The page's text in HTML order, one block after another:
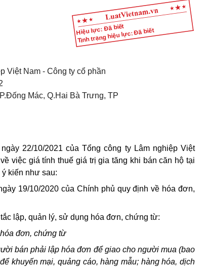
Hiệu lực: Đã biết
Tình trạng hiệu lực: Đã biết
Việt Nam -Công ty cổ phần
Mác, Q.Hai Bà Trưng, TP
22/10/2021 của Tổng công ty Lâm nghiệp Việt
việc giá tính thuế giá trị gia tăng khi bán căn hộ tại
kiến như sau:
19/10/2020 của Chính phủ quy định về hóa đơn,
lập, quản lý, sử dụng hóa đơn, chứng từ:
đơn, chứng từ
bán phải lập hóa đơn để giao cho người mua (bao
khuyến mại, quảng cáo, hàng mẫu; hàng hóa, dịch